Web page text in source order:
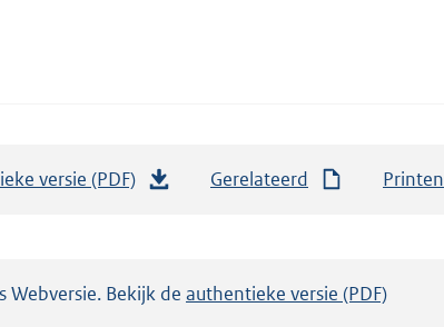
versie (PDF)
a
Gerelateerd Printen
Webversie. Bekijk de authentieke versie (PDF)